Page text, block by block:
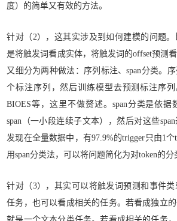
度）的简单又有效的方法。
针对（2），这其实涉及到如何建模的问题
是将触发词看成实体，将触发词的offset预测
又细分为两种做法：序列标注、span分类。
个标注序列，然后训练模型去预测标注序列
BIOES等，这里不做赘述。 span分类是依据
span（一小段连续子文本），然后对这些
发现在全量数据中，有97.9%的trigger只由1
用span分类法，可以将问题简化为对token的分
针对（3），其实可以将触发词预测和事件
任务，也可以看成相关的任务。若看成独立